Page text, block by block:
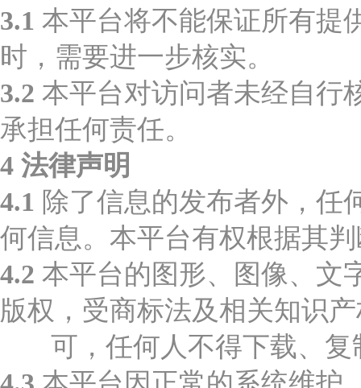
3.1 本平台将不能保证所有提
时，需要进一步核实。
3.2 本平台对访问者未经自行
承担任何责任。
4 法律声明
4.1 除了信息的发布者外，任
何信息。本平台有权根据其
4.2 本平台的图形、图像、文
版权，受商标法及相关知识
可，任何人不得下载、